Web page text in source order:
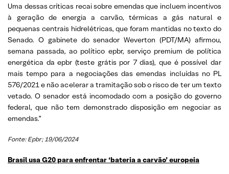
Uma dessas críticas recai sobre emendas que incluem incentivos
à geração de energia a carvão, térmicas a gás natural e
pequenas centrais hidrelétricas, que foram mantidas no texto do
Senado. O gabinete do senador Weverton (PDT/MA) afirmou,
semana passada, ao político epbr, serviço premium de política
energética da epbr (teste grátis por 7 dias), que é possível dar
mais tempo para a negociações das emendas incluídas no PL
576/2021 e não acelerar a tramitação sob o risco de ter um texto
vetado. O senador está incomodado com a posição do governo
federal, que não tem demonstrado disposição em negociar as
emendas.”
Fonte: Epbr; 19/06/2024
Brasil usa G20 para enfrentar ‘bateria a carvão’ europeia